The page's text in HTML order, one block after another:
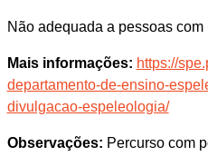
Não adequada a pessoas
Mais informações: https://
departamento-de-ensino-
divulgacao-espeleologia/
Observações: Percurso com